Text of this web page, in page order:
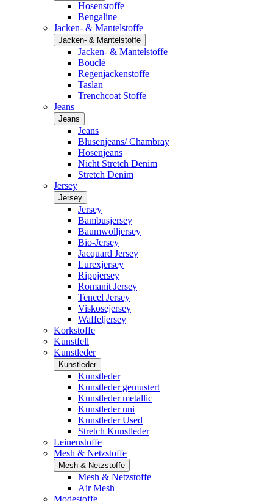
Hosenstoffe
Bengaline
Jacken- & Mantelstoffe
Jacken- & Mantelstoffe
Jacken- & Mantelstoffe
Bouclé
Regenjackenstoffe
Taslan
Trenchcoat Stoffe
Jeans
Jeans
Jeans
Blusenjeans/ Chambray
Hosenjeans
Nicht Stretch Denim
Stretch Denim
Jersey
Jersey
Jersey
Bambusjersey
Baumwolljersey
Bio-Jersey
Jacquard Jersey
Lurexjersey
Rippjersey
Romanit Jersey
Tencel Jersey
Viskosejersey
Waffeljersey
Korkstoffe
Kunstfell
Kunstleder
Kunstleder
Kunstleder
Kunstleder gemustert
Kunstleder metallic
Kunstleder uni
Kunstleder Used
Stretch Kunstleder
Leinenstoffe
Mesh & Netzstoffe
Mesh & Netzstoffe
Mesh & Netzstoffe
Air Mesh
Modestoffe